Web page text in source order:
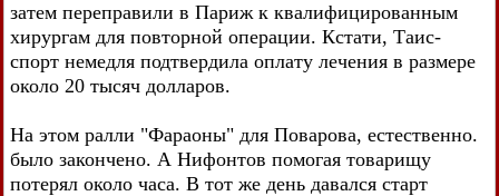
затем переправили в Париж к квалифицированным
хирургам для повторной операции. Кстати, Таис-
спорт немедля подтвердила оплату лечения в размере
около 20 тысяч долларов.
На этом ралли "Фараоны" для Поварова, естественно.
было закончено. А Нифонтов помогая товарищу
потерял около часа. В тот же день давался старт